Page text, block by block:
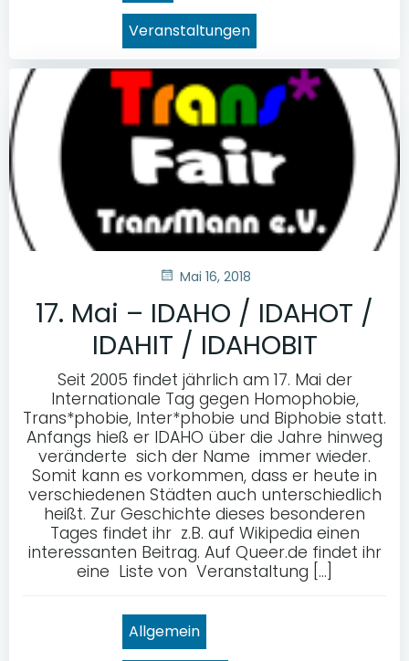
Veranstaltungen
Mai 16, 2018
17. Mai – IDAHO / IDAHOT /
IDAHIT / IDAHOBIT
Seit 2005 findet jährlich am 17. Mai der
Internationale Tag gegen Homophobie,
Trans*phobie, Inter*phobie und Biphobie statt.
Anfangs hieß er IDAHO über die Jahre hinweg
veränderte sich der Name immer wieder.
Somit kann es vorkommen, dass er heute in
verschiedenen Städten auch unterschiedlich
heißt. Zur Geschichte dieses besonderen
Tages findet ihr z.B. auf Wikipedia einen
interessanten Beitrag. Auf Queer.de findet ihr
eine Liste von Veranstaltung […]
Allgemein